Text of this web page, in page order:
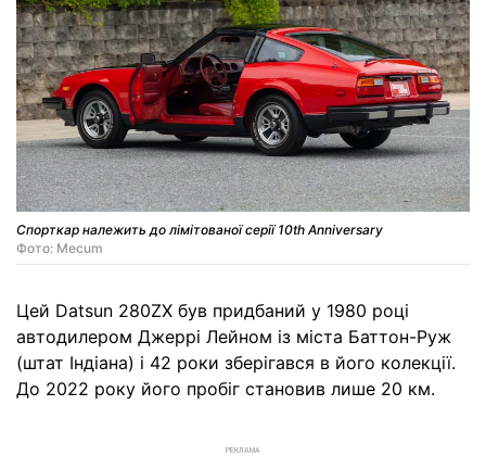
Спорткар належить до лімітованої серії 10th Anniversary
Фото: Mecum
Цей Datsun 280ZX був придбаний у 1980 році
автодилером Джеррі Лейном із міста Баттон-Руж
(штат Індіана) і 42 роки зберігався в його колекції.
До 2022 року його пробіг становив лише 20 км.
РЕКЛАМА